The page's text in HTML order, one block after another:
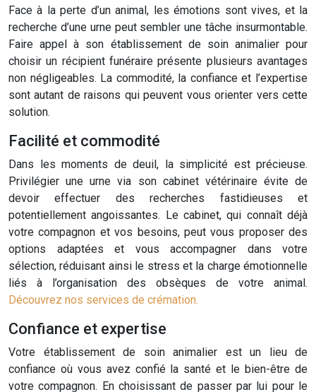
Face à la perte d’un animal, les émotions sont vives, et la
recherche d’une urne peut sembler une tâche insurmontable.
Faire appel à son établissement de soin animalier pour
choisir un récipient funéraire présente plusieurs avantages
non négligeables. La commodité, la confiance et l’expertise
sont autant de raisons qui peuvent vous orienter vers cette
solution.
Facilité et commodité
Dans les moments de deuil, la simplicité est précieuse.
Privilégier une urne via son cabinet vétérinaire évite de
devoir effectuer des recherches fastidieuses et
potentiellement angoissantes. Le cabinet, qui connaît déjà
votre compagnon et vos besoins, peut vous proposer des
options adaptées et vous accompagner dans votre
sélection, réduisant ainsi le stress et la charge émotionnelle
liés à l’organisation des obsèques de votre animal.
Découvrez nos services de crémation.
Confiance et expertise
Votre établissement de soin animalier est un lieu de
confiance où vous avez confié la santé et le bien-être de
votre compagnon. En choisissant de passer par lui pour le